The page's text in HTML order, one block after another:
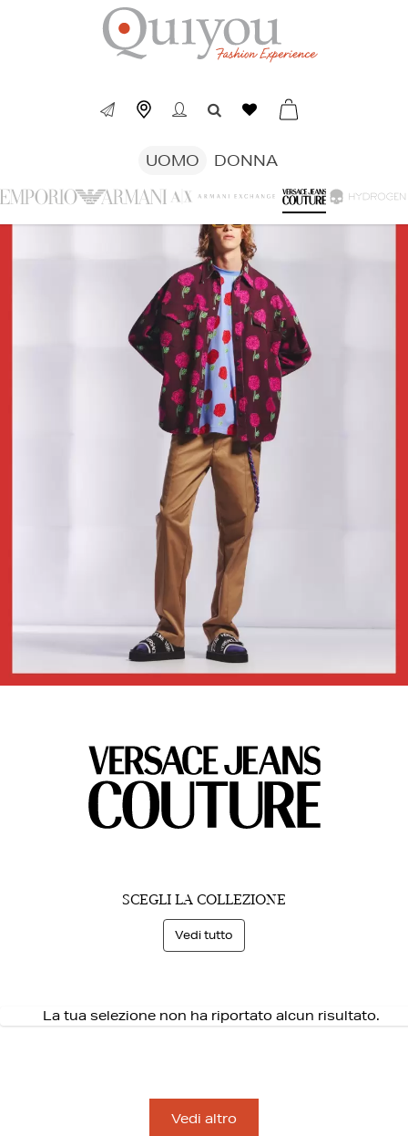
UOMO DONNA
SCEGLI LA COLLEZIONE
Vedi tutto
La tua selezione non ha riportato alcun risultato.
Vedi altro